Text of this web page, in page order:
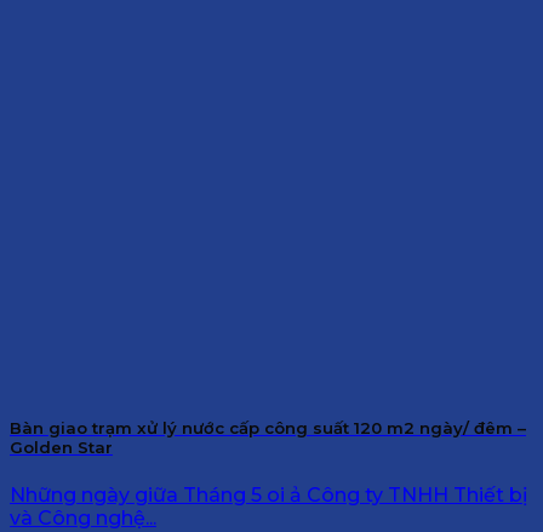
Bàn giao trạm xử lý nước cấp công suất 120 m2 ngày/ đêm –
Golden Star
Những ngày giữa Tháng 5 oi ả Công ty TNHH Thiết bị
và Công nghệ...